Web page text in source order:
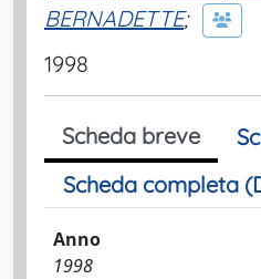
BERNADETTE;
1998
Scheda breve
Scheda completa
Anno
1998